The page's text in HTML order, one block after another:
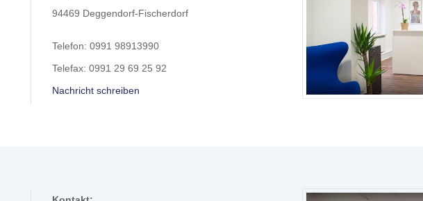
94469 Deggendorf-Fischerdorf
Telefon: 0991 98913990
Telefax: 0991 29 69 25 92
Nachricht schreiben